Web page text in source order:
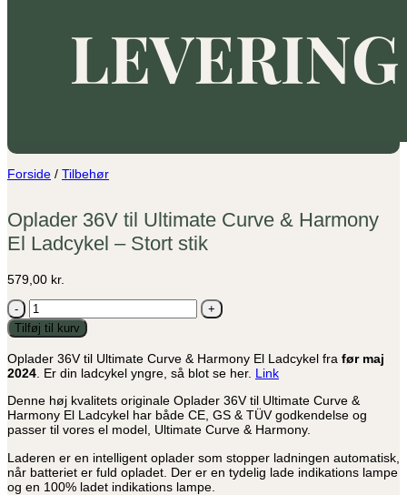
Forside / Tilbehør
Oplader 36V til Ultimate Curve & Harmony
El Ladcykel – Stort stik
579,00 kr.
Oplader
36V
til
Curve
&
Harmony
El
Ladcykel
-
stik
antal
Tilføj til kurv
Oplader 36V til Ultimate Curve & Harmony El Ladcykel fra før maj
2024 . Er din ladcykel yngre, så blot se her. Link
Denne høj kvalitets originale Oplader 36V til Ultimate Curve &
Harmony El Ladcykel har både CE, GS & TÜV godkendelse og
passer til vores el model, Ultimate Curve & Harmony.
Laderen er en intelligent oplader som stopper ladningen automatisk,
når batteriet er fuld opladet. Der er en tydelig lade indikations lampe
og en 100% ladet indikations lampe.